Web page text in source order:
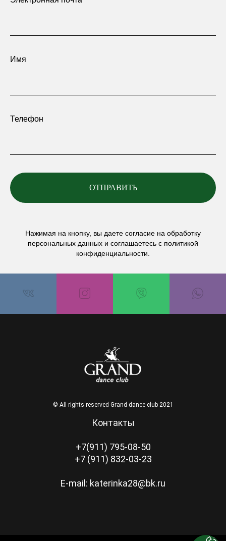
Имя
Телефон
ОТПРАВИТЬ
Нажимая на кнопку, вы даете согласие на обработку
персональных данных и соглашаетесь с политикой
конфиденциальности.
© All rights reserved Grand dance club 2021
Контакты
+7(911) 795-08-50
+7 (911) 832-03-23
E-mail: katerinka28@bk.ru